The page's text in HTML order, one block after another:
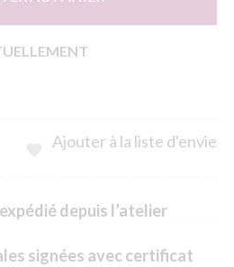
Ajouter à la liste d'envie
depuis l’atelier
signées avec certificat